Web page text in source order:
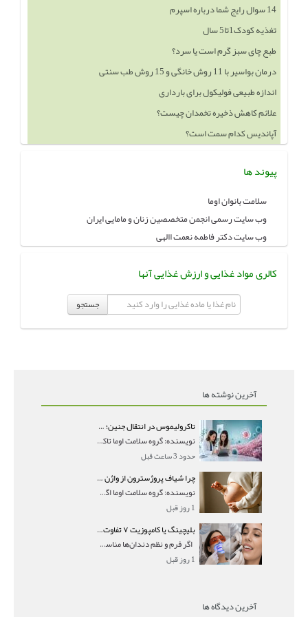
14 سوال رایج شما درباره اسپرم
تغذیه کودک1تا5 سال
طبع چای سبز گرم است یا سرد؟
درمان بواسیر با 11 روش خانگی و 15 روش طب سنتی
اندازه طبیعی فولیکول برای بارداری
علائم کاهش ذخیره تخمدان چیست؟
آپاندیس کدام سمت است؟
پیوند ها
سلامت بانوان اوما
وب سایت رسمی انجمن متخصصین زنان و مامایی ایران
وب سایت دکتر فاطمه نعمت االهی
کالری مواد غذایی و ارزش غذایی آنها
جستجو
آخرین نوشته ها
تاکرولیموس در انتقال جنین؛ آیا شانس لانه‌گزینی را افزایش می‌دهد؟
نویسنده: گروه سلامت اوما تاکرولیموس در انتقال جنین
حدود 3 ساعت قبل
چرا شیاف پروژسترون از واژن بیرون می‌ریزد؟ میزان جذب و زمان صحیح مصرف
نویسنده: گروه سلامت اوما اگر بعد از گذاشتن شیاف پر
1 روز قبل
بلیچینگ یا کامپوزیت ۷ تفاوت مهم برای انتخاب درست
اگر فرم و نظم دندان‌ها مناسب است و مشکل
1 روز قبل
آخرین دیدگاه ها